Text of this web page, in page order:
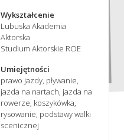
Wykształcenie
Lubuska Akademia
Aktorska
Studium Aktorskie ROE
Umiejętności
prawo jazdy, pływanie,
jazda na nartach, jazda na
rowerze, koszykówka,
rysowanie, podstawy walki
scenicznej